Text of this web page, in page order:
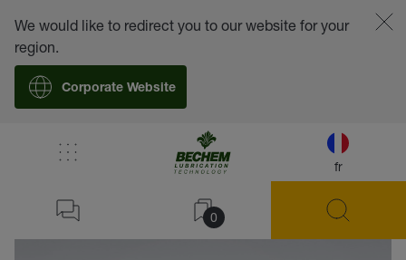
fr
0
We would like to redirect you to our website for your
region.
Corporate Website